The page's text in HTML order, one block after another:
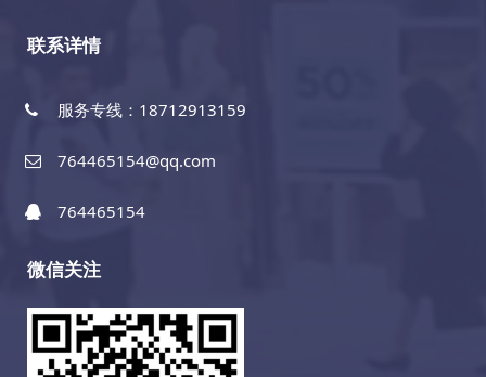
联系详情
服务专线：18712913159
764465154@qq.com
764465154
微信关注